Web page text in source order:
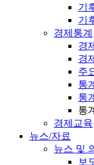
기
기
경제통계
경
경
주
통
통
통
경제교육
뉴스/자료
뉴스 및
보